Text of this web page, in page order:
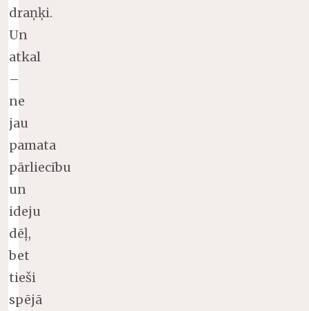
draņķi.
Un
atkal
–
ne
jau
pamata
pārliecību
un
ideju
dēļ,
bet
tieši
spējā